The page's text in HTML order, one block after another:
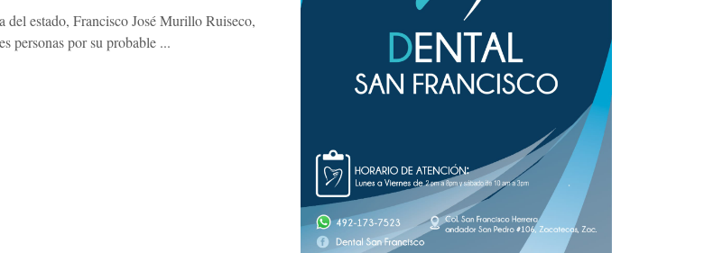
del estado, Francisco José Murillo Ruiseco,
personas por su probable ...